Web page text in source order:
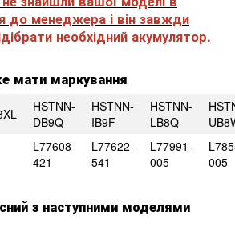
до менеджера і він завжди
необхідний акумулятор.
мати маркування
HSTNN-
DB9Q
HSTNN-
IB9F
HSTNN-
LB8Q
L77608-
421
L77622-
541
L77991-
005
005
з наступними моделями